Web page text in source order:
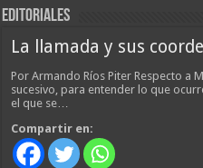
EDITORIALES
La llamada y sus
Por Armando Ríos Piter Respecto a
sucesivo, para entender lo que
el que se…
Compartir en: